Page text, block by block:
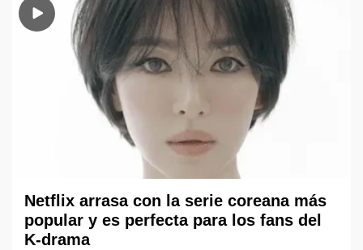
Netflix arrasa con la serie coreana más
popular y es perfecta para los fans del
K-drama